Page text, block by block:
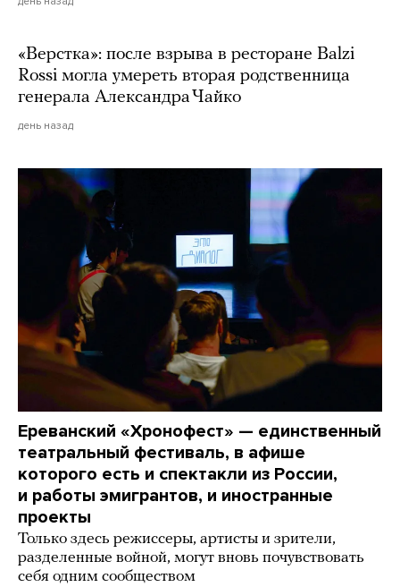
«Верстка»: после взрыва в ресторане Balzi
Rossi могла умереть вторая родственница
генерала Александра Чайко
день назад
Ереванский «Хронофест» — единственный
театральный фестиваль, в афише
которого есть и спектакли из России,
и работы эмигрантов, и иностранные
проекты
Только здесь режиссеры, артисты и зрители,
разделенные войной, могут вновь почувствовать
себя одним сообществом